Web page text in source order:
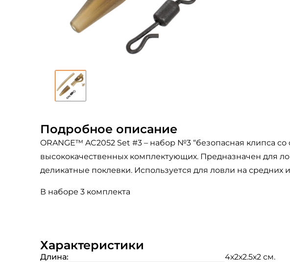
Подробное описание
O RANGE™ AC2052 Set #3 – набор №3 “безопасная клипса
высококачественных комплектующих. Предназначен для
деликатные поклевки. Используется для ловли на
В наборе 3 комплекта
Характеристики
Длина: 4х2х2.5х2 см.